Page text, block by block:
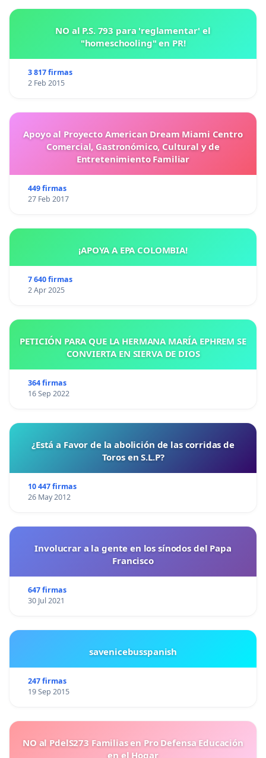
NO al P.S. 793 para 'reglamentar' el
"homeschooling" en PR!
3 817 firmas
2 Feb 2015
Apoyo al Proyecto American Dream Miami Centro
Comercial, Gastronómico, Cultural y de
Entretenimiento Familiar
449 firmas
27 Feb 2017
¡APOYA A EPA COLOMBIA!
7 640 firmas
2 Apr 2025
PETICIÓN PARA QUE LA HERMANA MARÍA EPHREM SE
CONVIERTA EN SIERVA DE DIOS
364 firmas
16 Sep 2022
¿Está a Favor de la abolición de las corridas de
Toros en S.L.P?
10 447 firmas
26 May 2012
Involucrar a la gente en los sínodos del Papa
Francisco
647 firmas
30 Jul 2021
savenicebusspanish
247 firmas
19 Sep 2015
NO al PdelS273 Familias en Pro Defensa Educación
en el Hogar